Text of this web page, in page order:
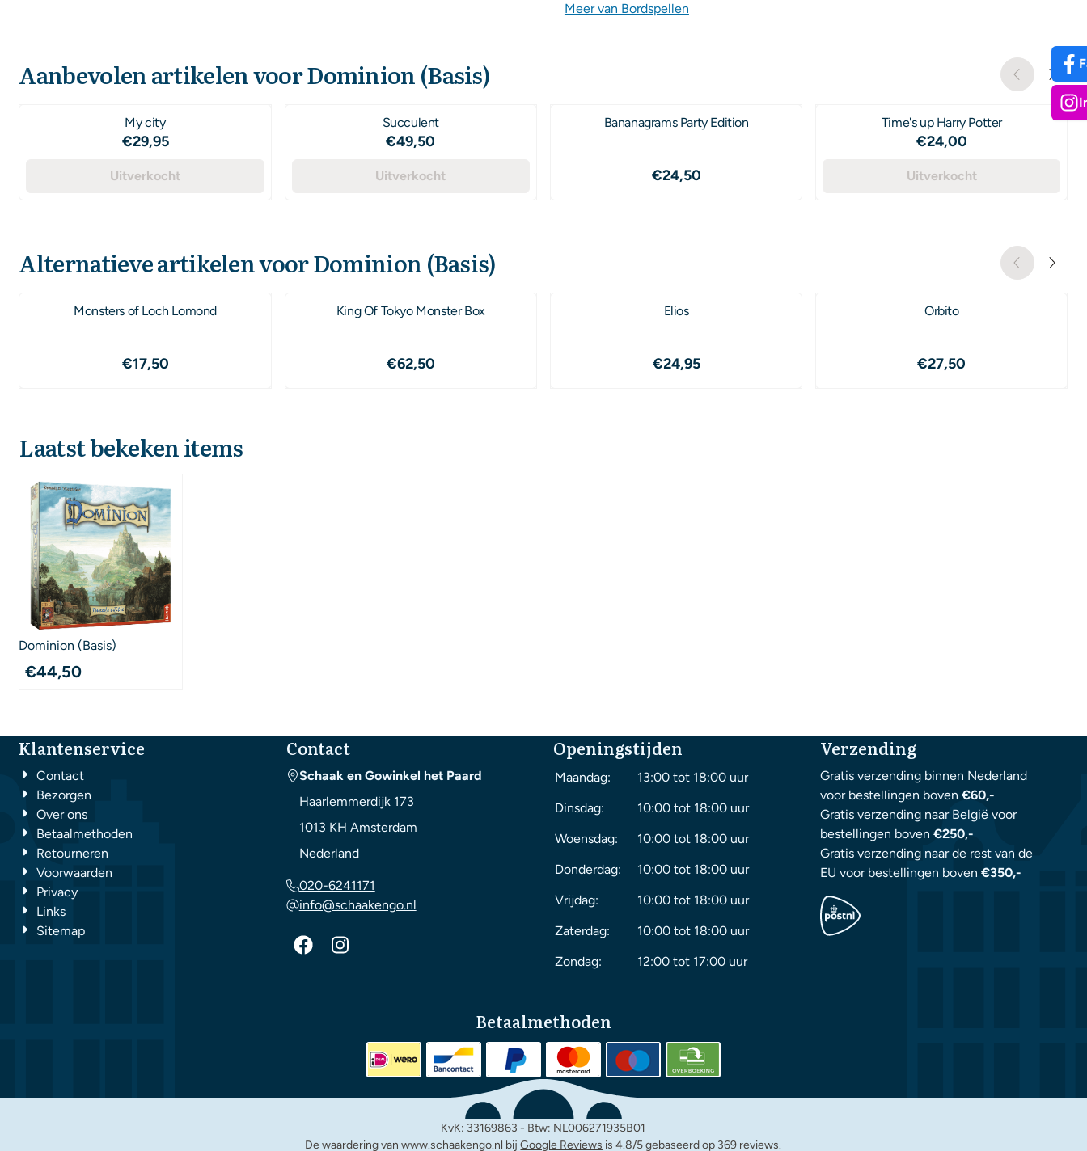
Meer van Bordspellen
Aanbevolen artikelen voorDominion (Basis)
My city
Prijs: 29,95
€29,95
Uitverkocht
Succulent
Prijs: 49,50
€49,50
Uitverkocht
Bananagrams Party Edition
Prijs: 24,50
€24,50
Time's up Harry Potter
Prijs: 24,00
€24,00
Uitverkocht
Alternatieve artikelen voorDominion (Basis)
Monsters of Loch Lomond
Prijs: 17,50
€17,50
King Of Tokyo Monster Box
Prijs: 62,50
€62,50
Elios
Prijs: 24,95
€24,95
Orbito
Prijs: 27,50
€27,50
Laatst bekeken items
Dominion (Basis)
€44,50
Klantenservice
Contact
Bezorgen
Over ons
Betaalmethoden
Retourneren
Voorwaarden
Privacy
Links
Sitemap
Contact
Schaak en Gowinkel het Paard
Haarlemmerdijk 173
1013 KH Amsterdam
Nederland
020-6241171
info@schaakengo.nl
Openingstijden
Maandag:
13:00 tot 18:00 uur
Dinsdag:
10:00 tot 18:00 uur
Woensdag:
10:00 tot 18:00 uur
Donderdag:
10:00 tot 18:00 uur
Vrijdag:
10:00 tot 18:00 uur
Zaterdag:
10:00 tot 18:00 uur
Zondag:
12:00 tot 17:00 uur
Verzending
Gratis verzending binnen Nederland
voor bestellingen boven€60,-
Gratis verzending naar België voor
bestellingen boven€250,-
Gratis verzending naar de rest van de
EU voor bestellingen boven€350,-
Betaalmethoden
KvK: 33169863 - Btw: NL006271935B01
De waardering van www.schaakengo.nl bijGoogle Reviews is 4.8/5 gebaseerd op 369 reviews.